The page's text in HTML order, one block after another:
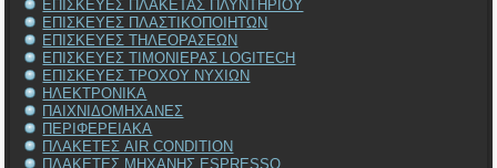
ΕΠΙΣΚΕΥΕΣ ΠΛΑΚΕΤΑΣ ΠΛΥΝΤΗΡΙΟΥ
ΕΠΙΣΚΕΥΕΣ ΠΛΑΣΤΙΚΟΠΟΙΗΤΩΝ
ΕΠΙΣΚΕΥΕΣ ΤΗΛΕΟΡΑΣΕΩΝ
ΕΠΙΣΚΕΥΕΣ ΤΙΜΟΝΙΕΡΑΣ LOGITECH
ΕΠΙΣΚΕΥΕΣ ΤΡΟΧΟΥ ΝΥΧΙΩΝ
ΗΛΕΚΤΡΟΝΙΚΑ
ΠΑΙΧΝΙΔΟΜΗΧΑΝΕΣ
ΠΕΡΙΦΕΡΕΙΑΚΑ
ΠΛΑΚΕΤΕΣ AIR CONDITION
ΠΛΑΚΕΤΕΣ ΜΗΧΑΝΗΣ ESPRESSO